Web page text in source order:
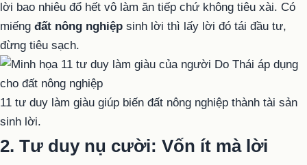
lời bao nhiêu đổ hết vô làm ăn tiếp chứ không tiêu xài. Có
miếng đất nông nghiệp sinh lời thì lấy lời đó tái đầu tư,
đừng tiêu sạch.
11 tư duy làm giàu giúp biến đất nông nghiệp thành tài sản
sinh lời.
2. Tư duy nụ cười: Vốn ít mà lời